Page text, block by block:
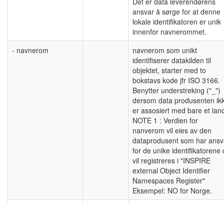
ansvar å sørge for at denne
lokale identifikatoren er unik
innenfor navnerommet.
- navnerom
navnerom som unikt
identifiserer datakilden til
objektet, starter med to
bokstavs kode jfr ISO 3166.
Benytter understreking ("_")
dersom data produsenten
er assosiert med bare et
NOTE 1 : Verdien for
nanverom vil eies av den
dataprodusent som har
for de unike identifikatorene
vil registreres i "INSPIRE
external Object Identifier
Namespaces Register"
Eksempel: NO for Norge.